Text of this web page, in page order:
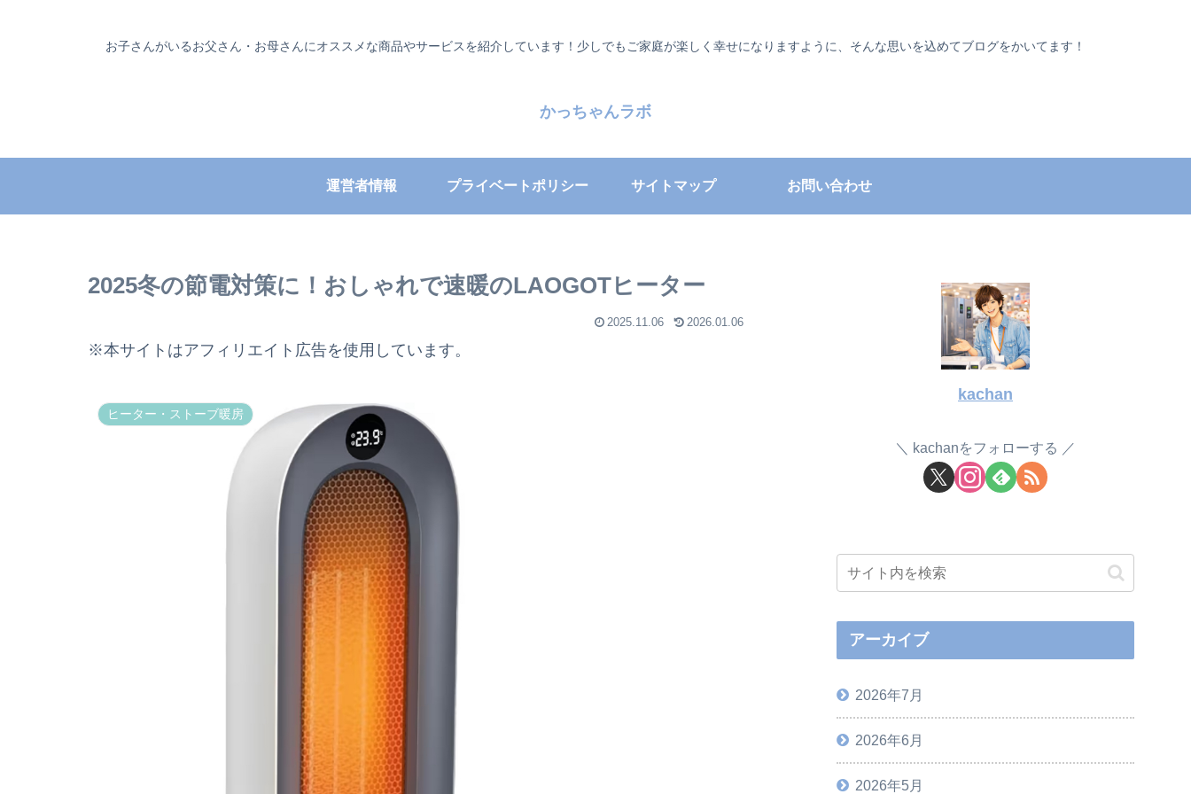
お子さんがいるお父さん・お母さんにオススメな商品やサービスを紹介しています！少しでもご家庭が楽しく幸せになりますように、そんな思いを込めてブログをかいてます！
かっちゃんラボ
運営者情報 プライベートポリシー サイトマップ お問い合わせ
2025冬の節電対策に！おしゃれで速暖のLAOGOTヒーター
2025.11.06 2026.01.06
※本サイトはアフィリエイト広告を使用しています。
ヒーター・ストーブ暖房
kachan
kachanをフォローする
アーカイブ
2026年7月
2026年6月
2026年5月